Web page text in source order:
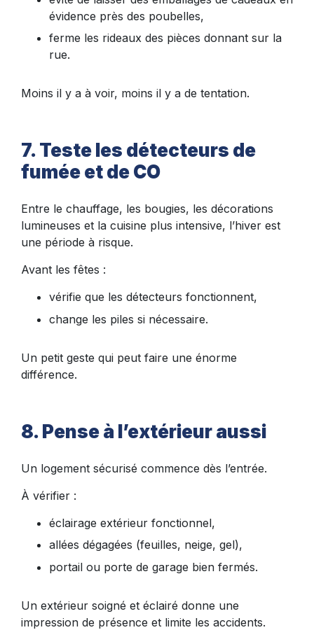
évidence près des poubelles,
ferme les rideaux des pièces donnant sur la
rue.
Moins il y a à voir, moins il y a de tentation.
7. Teste les détecteurs de
fumée et de CO
Entre le chauffage, les bougies, les décorations
lumineuses et la cuisine plus intensive, l’hiver est
une période à risque.
Avant les fêtes :
vérifie que les détecteurs fonctionnent,
change les piles si nécessaire.
Un petit geste qui peut faire une énorme
différence.
8. Pense à l’extérieur aussi
Un logement sécurisé commence dès l’entrée.
À vérifier :
éclairage extérieur fonctionnel,
allées dégagées (feuilles, neige, gel),
portail ou porte de garage bien fermés.
Un extérieur soigné et éclairé donne une
impression de présence et limite les accidents.